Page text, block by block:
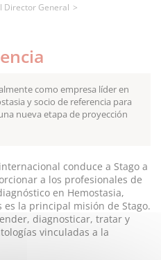
Director General
como empresa líder en
y socio de referencia para
nueva etapa de proyección
conduce a Stago a
a los profesionales de
en Hemostasia,
es la principal misión de Stago.
diagnosticar, tratar y
vinculadas a la